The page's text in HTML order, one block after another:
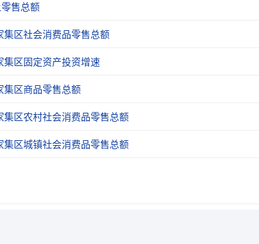
售总额
集区社会消费品零售总额
集区固定资产投资增速
集区商品零售总额
集区农村社会消费品零售总额
集区城镇社会消费品零售总额